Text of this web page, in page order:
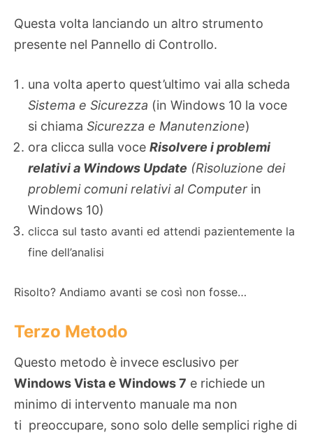
Questa volta lanciando un altro strumento
presente nel Pannello di Controllo.
una volta aperto quest’ultimo vai alla scheda
Sistema e Sicurezza (in Windows 10 la voce
si chiama Sicurezza e Manutenzione)
ora clicca sulla voce Risolvere i problemi
relativi a Windows Update (Risoluzione dei
problemi comuni relativi al Computer in
Windows 10)
clicca sul tasto avanti ed attendi pazientemente la
fine dell’analisi
Risolto? Andiamo avanti se così non fosse…
Terzo Metodo
Questo metodo è invece esclusivo per
Windows Vista e Windows 7 e richiede un
minimo di intervento manuale ma non
ti preoccupare, sono solo delle semplici righe di